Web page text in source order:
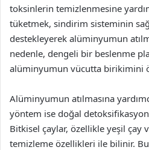
toksinlerin temizlenmesine
tüketmek, sindirim sisteminin
destekleyerek alüminyumun
nedenle, dengeli bir beslenme
alüminyumun vücutta birikimini
Alüminyumun atılmasına
yöntem ise doğal
Bitkisel çaylar, özellikle yeşil çay
temizleme özellikleri ile bilinir.